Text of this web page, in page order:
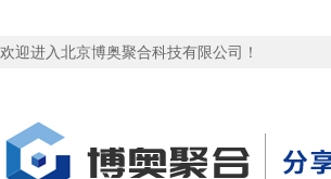
欢迎进入北京博奥聚合科技有限公司！